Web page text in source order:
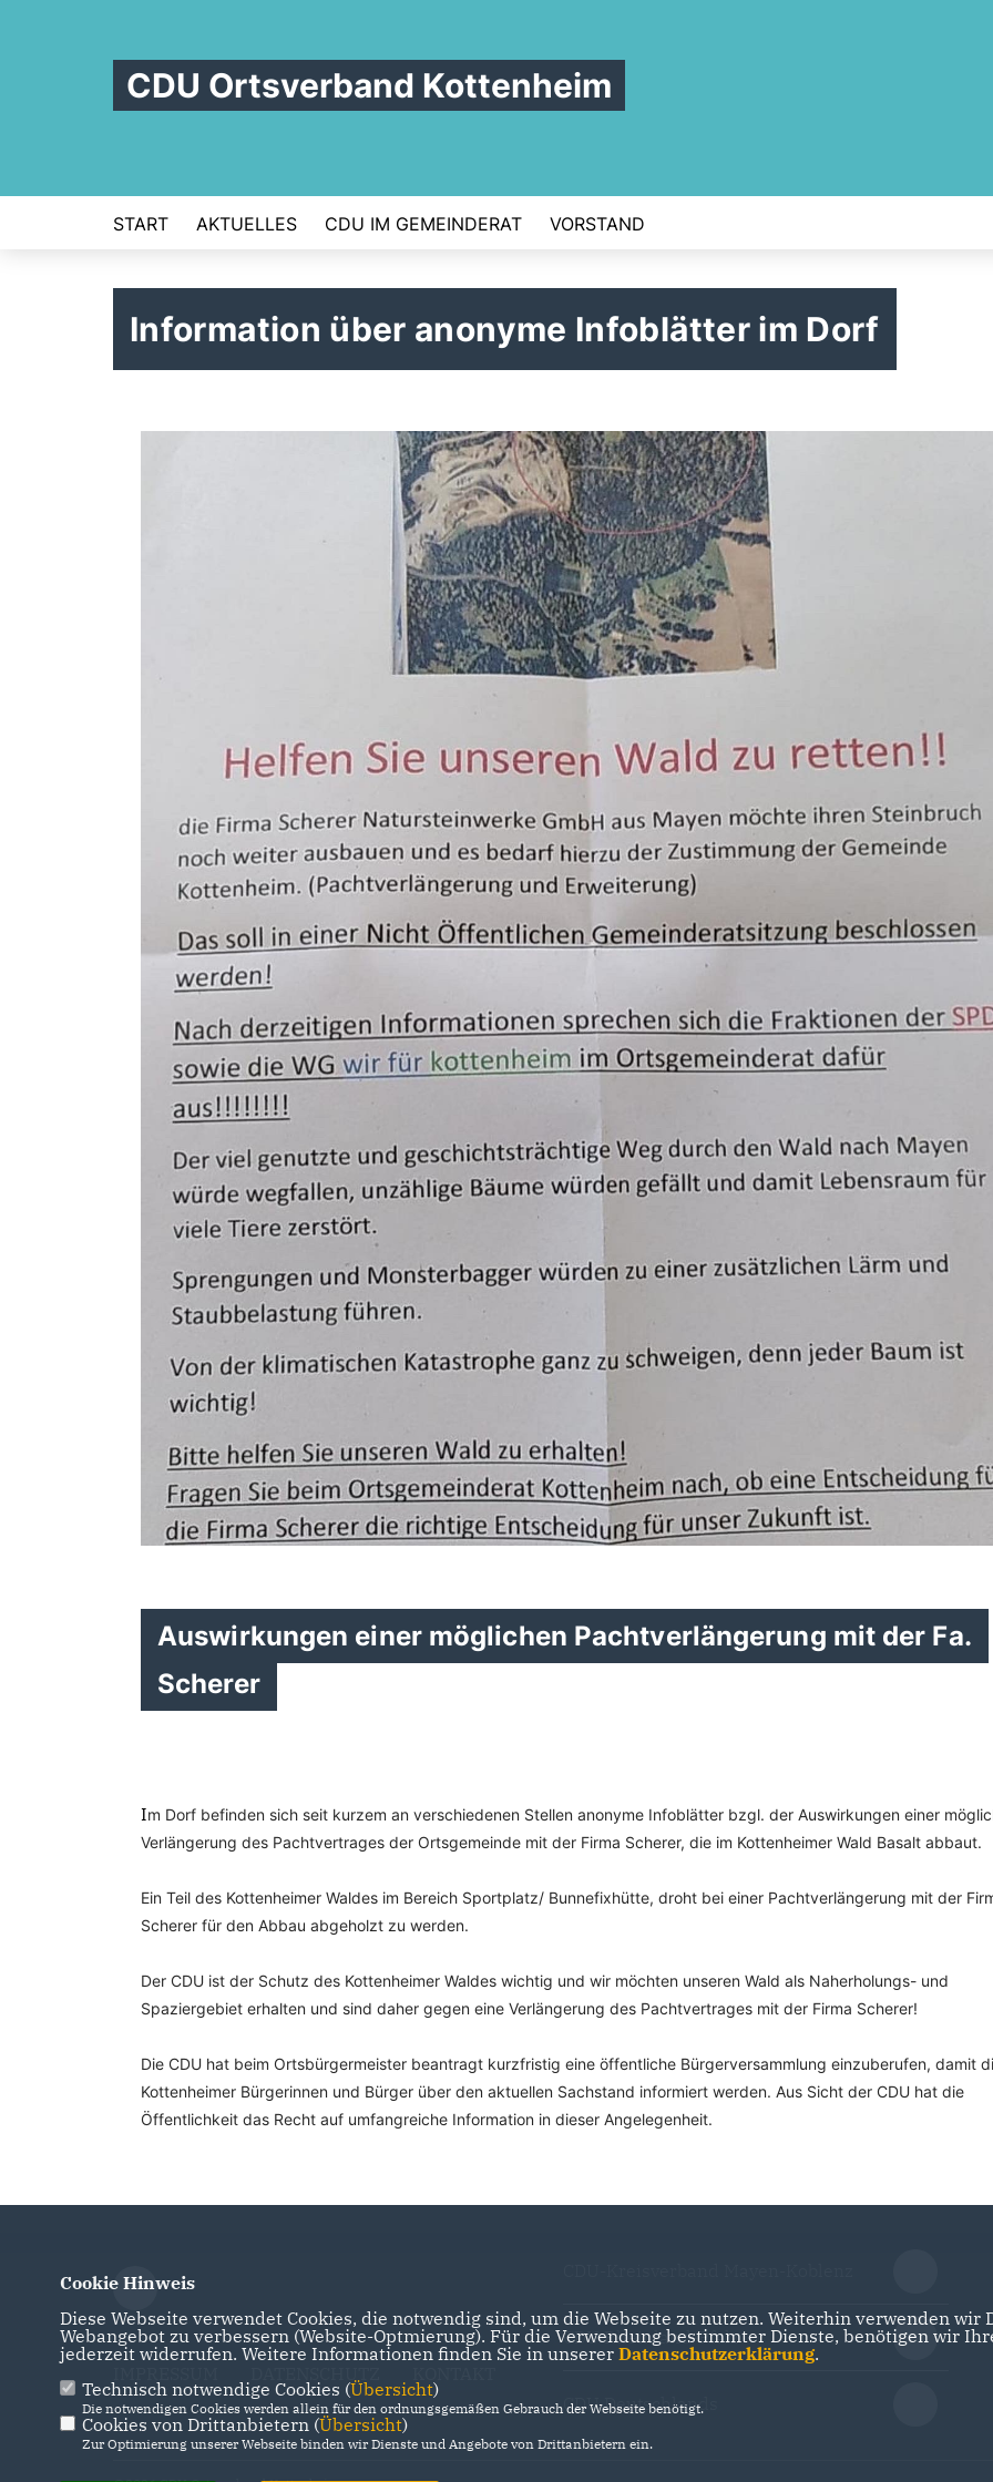
CDU Ortsverband Kottenheim
START AKTUELLES CDU IM GEMEINDERAT VORSTAND
Information über anonyme Infoblätter im Dorf
Auswirkungen einer möglichen Pachtverlängerung mit der Fa.
Scherer
Im Dorf befinden sich seit kurzem an verschiedenen Stellen anonyme Infoblätter bzgl. der Auswirkungen einer
Verlängerung des Pachtvertrages der Ortsgemeinde mit der Firma Scherer, die im Kottenheimer Wald Basalt abbaut.
Ein Teil des Kottenheimer Waldes im Bereich Sportplatz/ Bunnefixhütte, droht bei einer Pachtverlängerung mit der
Scherer für den Abbau abgeholzt zu werden. ⠀⠀⠀⠀⠀⠀
Der CDU ist der Schutz des Kottenheimer Waldes wichtig und wir möchten unseren Wald als Naherholungs- und
Spaziergebiet erhalten und sind daher gegen eine Verlängerung des Pachtvertrages mit der Firma Scherer!
Die CDU hat beim Ortsbürgermeister beantragt kurzfristig eine öffentliche Bürgerversammlung einzuberufen, damit
Kottenheimer Bürgerinnen und Bürger über den aktuellen Sachstand informiert werden. Aus Sicht der CDU hat die
Öffentlichkeit das Recht auf umfangreiche Information in dieser Angelegenheit.
CDU Rheinland-Pfalz
CDU Deutschlands
Cookie Hinweis
Diese Webseite verwendet Cookies, die notwendig sind, um die Webseite zu nutzen. Weiterhin verwenden
Webangebot zu verbessern (Website-Optmierung). Für die Verwendung bestimmter Dienste, benötigen wir
jederzeit widerrufen. Weitere Informationen finden Sie in unserer Datenschutzerklärung.
Technisch notwendige Cookies (Übersicht)
Die notwendigen Cookies werden allein für den ordnungsgemäßen Gebrauch der Webseite benötigt.
Cookies von Drittanbietern (Übersicht)
Zur Optimierung unserer Webseite binden wir Dienste und Angebote von Drittanbietern ein.